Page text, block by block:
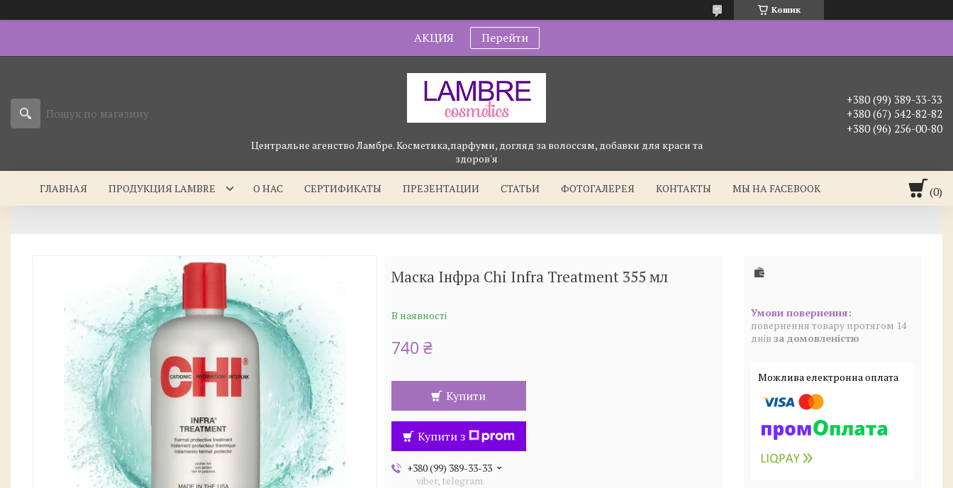
Кошик
АКЦИЯ Перейти
Центральне агенство Ламбре. Косметика,парфуми, догляд за волоссям, добавки для краси та
здоров'я
+380 (99) 389-33-33
+380 (67) 542-82-82
+380 (96) 256-00-80
ГЛАВНАЯ ПРОДУКЦИЯ LAMBRE О НАС СЕРТИФИКАТЫ ПРЕЗЕНТАЦИИ СТАТЬИ ФОТОГАЛЕРЕЯ КОНТАКТЫ МЫ НА FACEBOOK
Маска Інфра Chi Infra Treatment 355 мл
В наявності
740 ₴
Купити
Купити з
+380 (99) 389-33-33
viber, telegram
повернення товару протягом 14
днів за домовленістю